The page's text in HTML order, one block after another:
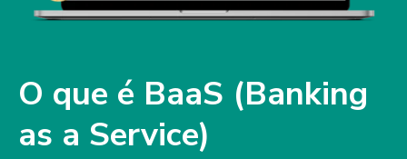
O que é BaaS (Banking
as a Service)